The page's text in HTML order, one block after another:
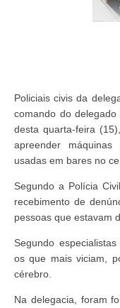
Policiais civis da
comando do
desta quarta-feira
apreender
usadas em bares no
Segundo a Polícia
recebimento de
pessoas que estavam
Segundo
os que mais viciam,
cérebro.
Na delegacia, foram